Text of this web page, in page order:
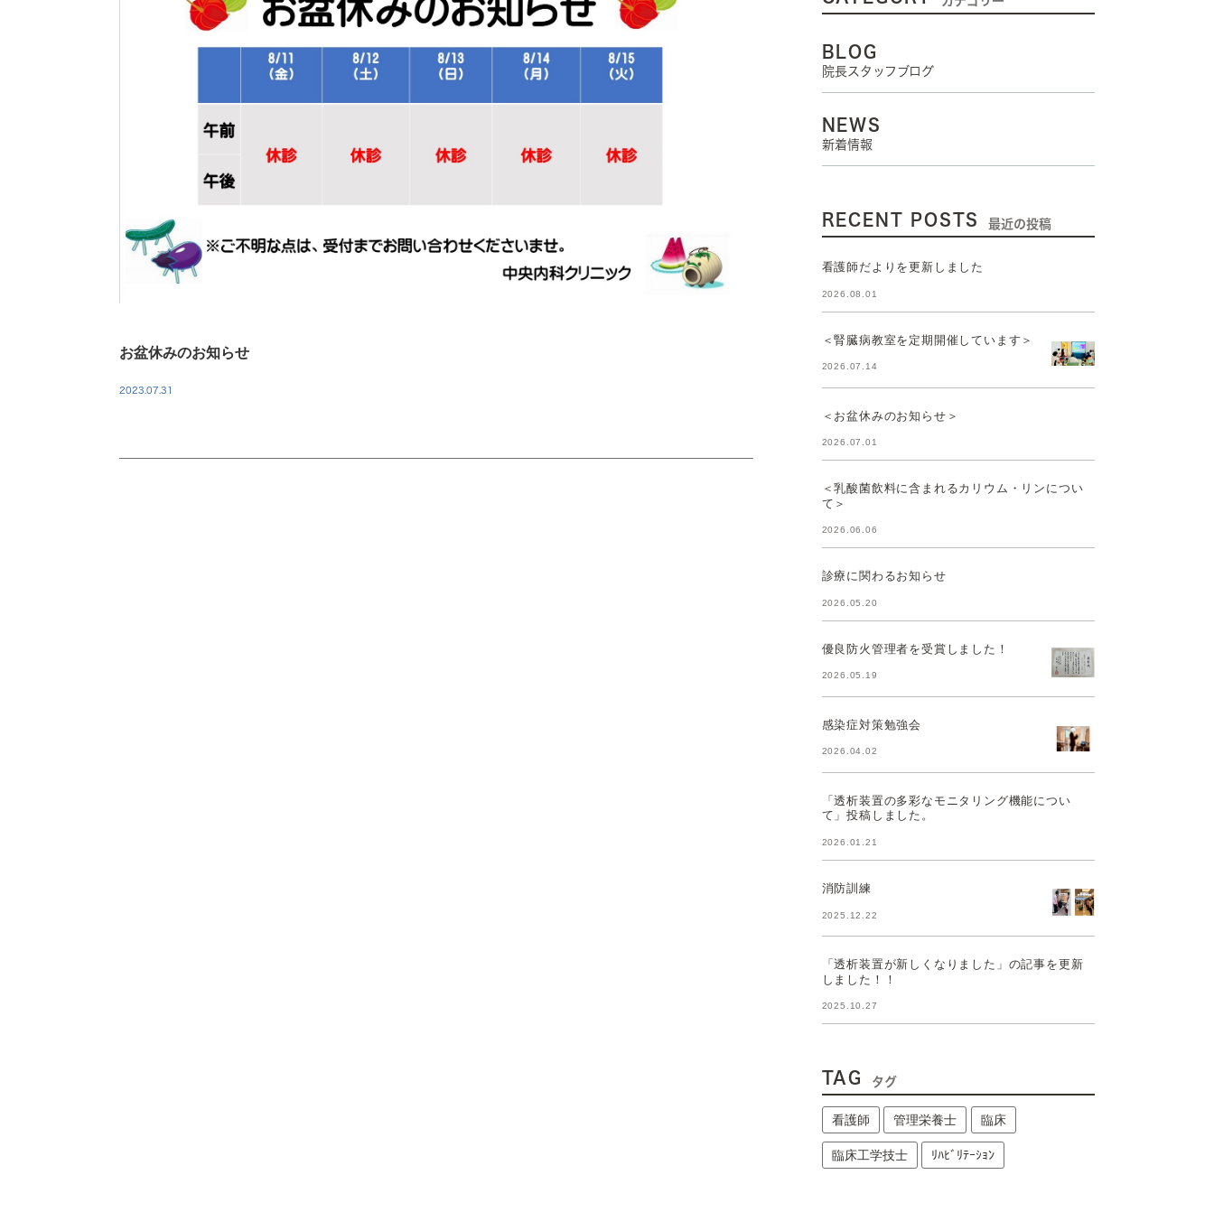
お盆休みのお知らせ
2023.07.31
BLOG
院長スタッフブログ
NEWS
新着情報
RECENT POSTS 最近の投稿
看護師だよりを更新しました
2026.08.01
＜腎臓病教室を定期開催しています＞
2026.07.14
＜お盆休みのお知らせ＞
2026.07.01
＜乳酸菌飲料に含まれるカリウム・リンについ
て＞
2026.06.06
診療に関わるお知らせ
2026.05.20
優良防火管理者を受賞しました！
2026.05.19
感染症対策勉強会
2026.04.02
「透析装置の多彩なモニタリング機能につい
て」投稿しました。
2026.01.21
消防訓練
2025.12.22
「透析装置が新しくなりました」の記事を更新
しました！！
2025.10.27
TAG タグ
看護師 管理栄養士 臨床
臨床工学技士 ﾘﾊﾋﾞﾘﾃｰｼｮﾝ